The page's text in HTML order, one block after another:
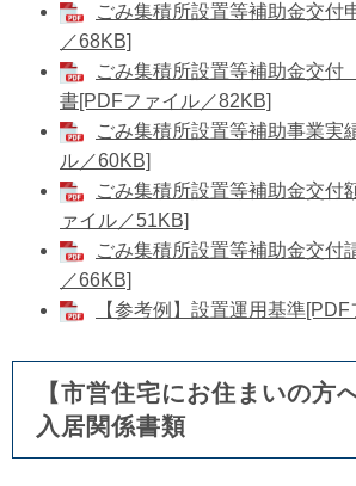
ごみ集積所設置等補助金交付
／68KB]
ごみ集積所設置等補助金交付
書[PDFファイル／82KB]
ごみ集積所設置等補助事業実
ル／60KB]
ごみ集積所設置等補助金交付
ァイル／51KB]
ごみ集積所設置等補助金交付
／66KB]
【参考例】設置運用基準
【市営住宅にお住まいの方
入居関係書類